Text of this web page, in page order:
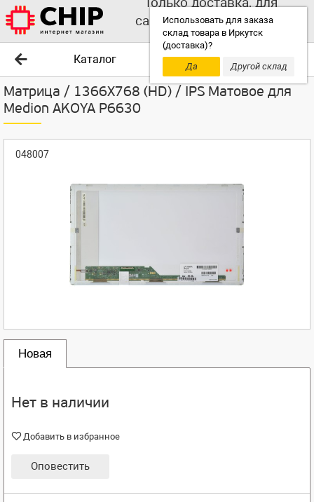
Использовать для заказа
склад товара в Иркутск
(доставка)?
Да
Другой склад
самовывоза выбирайте
другой склад!
Каталог
Матрица / 1366X768 (HD) / IPS Матовое для
Medion AKOYA P6630
048007
Новая
Нет в наличии
Добавить в избранное
Оповестить